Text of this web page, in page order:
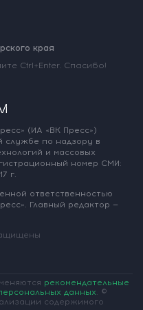
края
Ctrl+Enter. Спасибо!
(ИА «ВК Пресс»)
службе по надзору в
и массовых
номер СМИ:
г.
ответственностью
Главный редактор —
рекомендательные
данных. ©
содержимого